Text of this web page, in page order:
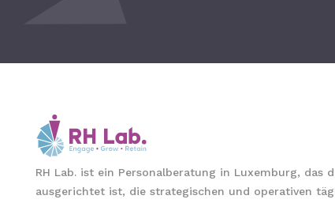
RH Lab. ist ein Personalberatung in Luxemburg, das
ausgerichtet ist, die strategischen und operativen